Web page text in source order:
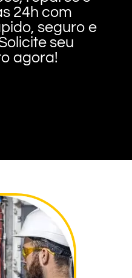
24h com
seguro e
seu
agora!